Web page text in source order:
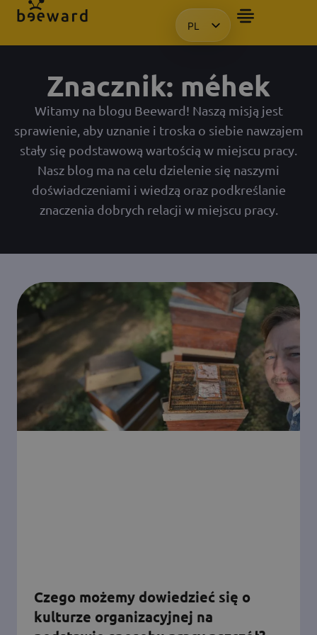
PL
HU
KO
Znacznik: méhek
Witamy na blogu Beeward! Naszą misją jest
sprawienie, aby uznanie i troska o siebie nawzajem
stały się podstawową wartością w miejscu pracy.
Nasz blog ma na celu dzielenie się naszymi
doświadczeniami i wiedzą oraz podkreślanie
znaczenia dobrych relacji w miejscu pracy.
Czego możemy dowiedzieć się o
kulturze organizacyjnej na